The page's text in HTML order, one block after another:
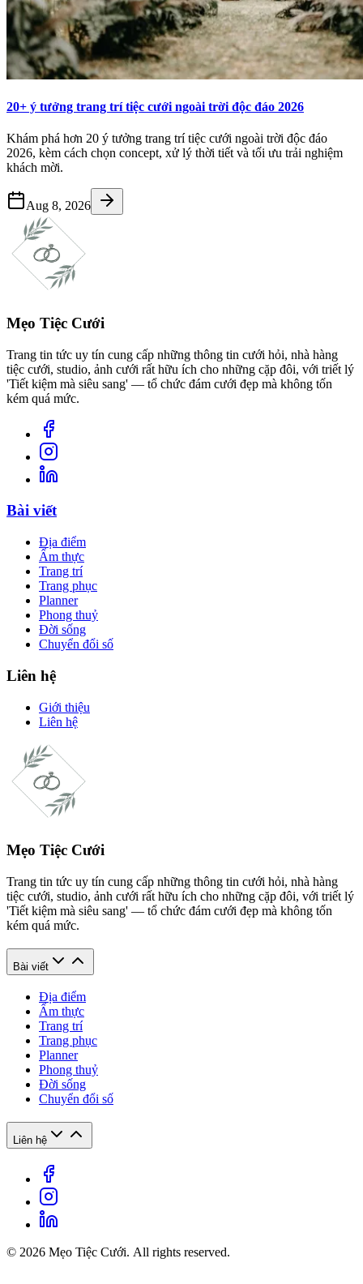
20+ ý tưởng trang trí tiệc cưới ngoài trời độc đáo 2026
Khám phá hơn 20 ý tưởng trang trí tiệc cưới ngoài trời độc đáo
2026, kèm cách chọn concept, xử lý thời tiết và tối ưu trải nghiệm
khách mời.
Aug 8, 2026
Mẹo Tiệc Cưới
Trang tin tức uy tín cung cấp những thông tin cưới hỏi, nhà hàng
tiệc cưới, studio, ảnh cưới rất hữu ích cho những cặp đôi, với triết lý
'Tiết kiệm mà siêu sang' — tổ chức đám cưới đẹp mà không tốn
kém quá mức.
Bài viết
Địa điểm
Ẩm thực
Trang trí
Trang phục
Planner
Phong thuỷ
Đời sống
Chuyển đổi số
Liên hệ
Giới thiệu
Liên hệ
Mẹo Tiệc Cưới
Trang tin tức uy tín cung cấp những thông tin cưới hỏi, nhà hàng
tiệc cưới, studio, ảnh cưới rất hữu ích cho những cặp đôi, với triết lý
'Tiết kiệm mà siêu sang' — tổ chức đám cưới đẹp mà không tốn
kém quá mức.
Bài viết
Địa điểm
Ẩm thực
Trang trí
Trang phục
Planner
Phong thuỷ
Đời sống
Chuyển đổi số
Liên hệ
© 2026 Mẹo Tiệc Cưới. All rights reserved.